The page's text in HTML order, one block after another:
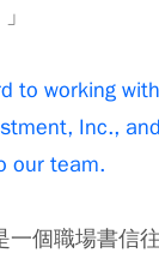
to working
Inc.,
our team.
一個職場書信